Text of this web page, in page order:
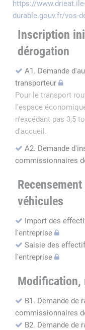
https://
durable.gouv.fr/vos-
Inscription
dérogation
A1. Demande
transporteur
Pour le transport
l'espace
n'excédant pas 3,5
d'accueil.
A2. Demande
commissionnaires
véhicules
Import des
l'entreprise
Saisie des
l'entreprise
Modification,
B1. Demande de
commissionnaires
B2. Demande de